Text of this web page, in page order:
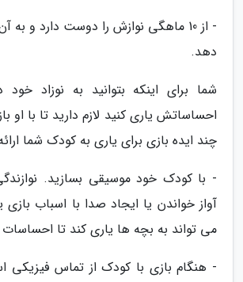
- از 10 ماهگی نوازش را دوست دارد و
دهد.
شما برای اینکه بتوانید به نوزاد
احساساتش یاری کنید لازم دارید تا با او
چند ایده بازی برای یاری به کودک شما
- با کودک خود موسیقی بسازید.
آواز خواندن یا ایجاد صدا با اسباب
می تواند به بچه ها یاری کند تا احساسات
- هنگام بازی با کودک از تماس فیزیکی